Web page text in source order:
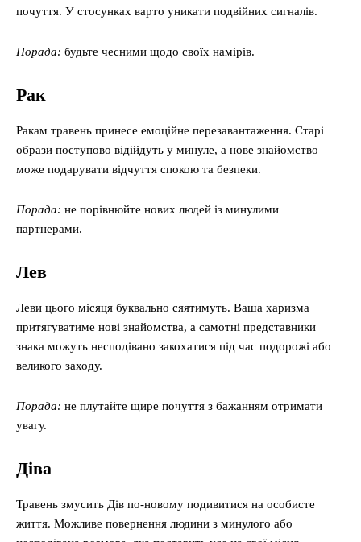
почуття. У стосунках варто уникати подвійних сигналів.
Порада: будьте чесними щодо своїх намірів.
Рак
Ракам травень принесе емоційне перезавантаження. Старі
образи поступово відійдуть у минуле, а нове знайомство
може подарувати відчуття спокою та безпеки.
Порада: не порівнюйте нових людей із минулими
партнерами.
Лев
Леви цього місяця буквально сяятимуть. Ваша харизма
притягуватиме нові знайомства, а самотні представники
знака можуть несподівано закохатися під час подорожі або
великого заходу.
Порада: не плутайте щире почуття з бажанням отримати
увагу.
Діва
Травень змусить Дів по-новому подивитися на особисте
життя. Можливе повернення людини з минулого або